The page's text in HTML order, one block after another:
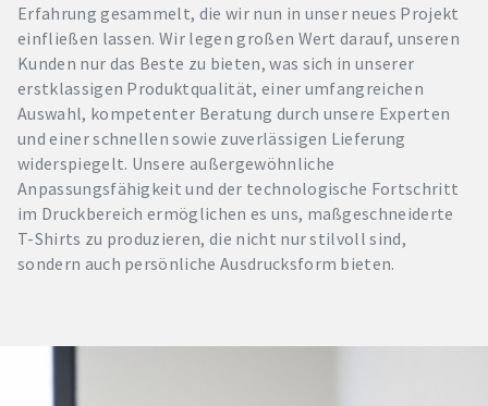
Erfahrung gesammelt, die wir nun in unser neues Projekt
einfließen lassen. Wir legen großen Wert darauf, unseren
Kunden nur das Beste zu bieten, was sich in unserer
erstklassigen Produktqualität, einer umfangreichen
Auswahl, kompetenter Beratung durch unsere Experten
und einer schnellen sowie zuverlässigen Lieferung
widerspiegelt. Unsere außergewöhnliche
Anpassungsfähigkeit und der technologische Fortschritt
im Druckbereich ermöglichen es uns, maßgeschneiderte
T-Shirts zu produzieren, die nicht nur stilvoll sind,
sondern auch persönliche Ausdrucksform bieten.